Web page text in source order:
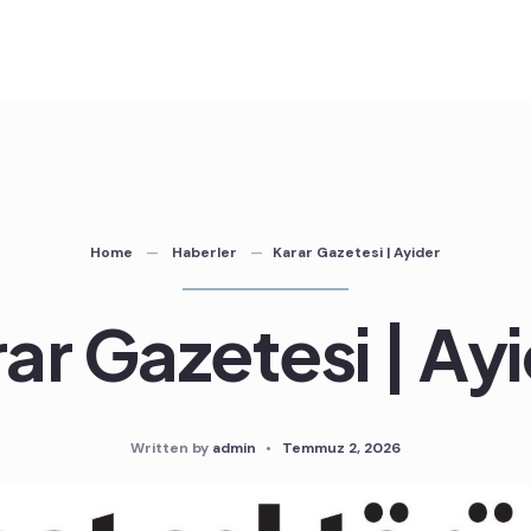
Home Haberler Karar Gazetesi | Ayider
Gazetesi |
Written by admin • Temmuz 2, 2026